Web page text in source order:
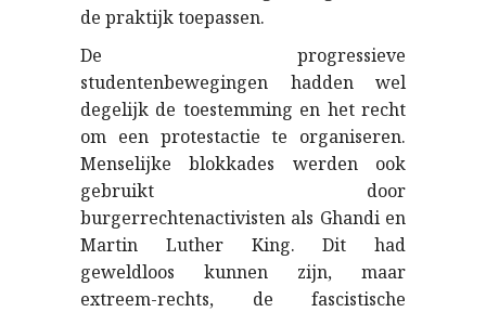
de praktijk toepassen.
De progressieve
studentenbewegingen hadden wel
degelijk de toestemming en het recht
om een protestactie te organiseren.
Menselijke blokkades werden ook
gebruikt door
burgerrechtenactivisten als Ghandi en
Martin Luther King. Dit had
geweldloos kunnen zijn, maar
extreem-rechts, de fascistische